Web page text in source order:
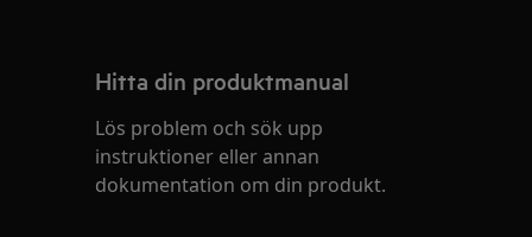
Hitta din produktmanual
Lös problem och sök upp
instruktioner eller annan
dokumentation om din produkt.